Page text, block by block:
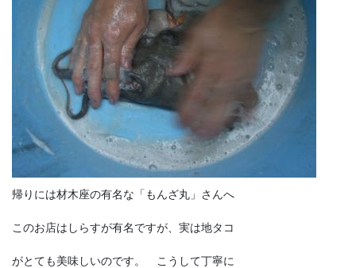
帰りには材木座の有名な「もんざ丸」さんへ
このお店はしらすが有名ですが、実は地タコ
がとても美味しいのです。 こうして丁寧に